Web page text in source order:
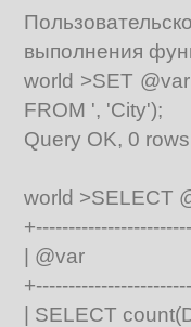
выполнения
world >SET
FROM ', 'City');
Query OK, 0
world >SELECT
|
| SELECT